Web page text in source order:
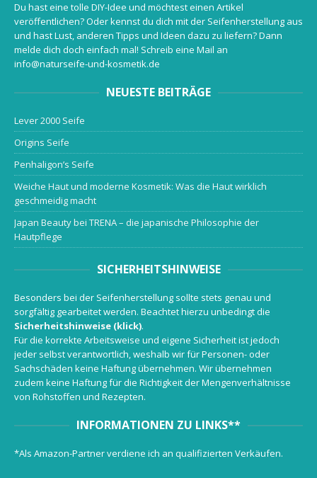
Du hast eine tolle DIY-Idee und möchtest einen Artikel
veröffentlichen? Oder kennst du dich mit der Seifenherstellung aus
und hast Lust, anderen Tipps und Ideen dazu zu liefern? Dann
melde dich doch einfach mal! Schreib eine Mail an
info@naturseife-und-kosmetik.de
NEUESTE BEITRÄGE
Lever 2000 Seife
Origins Seife
Penhaligon’s Seife
Weiche Haut und moderne Kosmetik: Was die Haut wirklich
geschmeidig macht
Japan Beauty bei TRENA – die japanische Philosophie der
Hautpflege
SICHERHEITSHINWEISE
Besonders bei der Seifenherstellung sollte stets genau und
sorgfältig gearbeitet werden. Beachtet hierzu unbedingt die
Sicherheitshinweise (klick).
Für die korrekte Arbeitsweise und eigene Sicherheit ist jedoch
jeder selbst verantwortlich, weshalb wir für Personen- oder
Sachschäden keine Haftung übernehmen. Wir übernehmen
zudem keine Haftung für die Richtigkeit der Mengenverhältnisse
von Rohstoffen und Rezepten.
INFORMATIONEN ZU LINKS**
*Als Amazon-Partner verdiene ich an qualifizierten Verkäufen.